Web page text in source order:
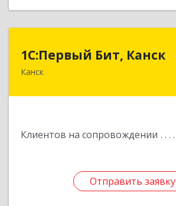
1С:Первый Бит, Канск
Канск
Клиентов на сопровождении
Отправить заявку
Отправить заявку